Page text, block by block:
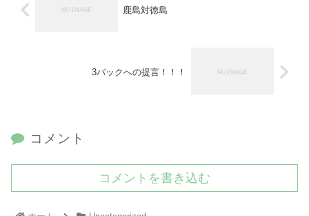
鹿島対徳島
3バックへの提言！！！
コメント
コメントを書き込む